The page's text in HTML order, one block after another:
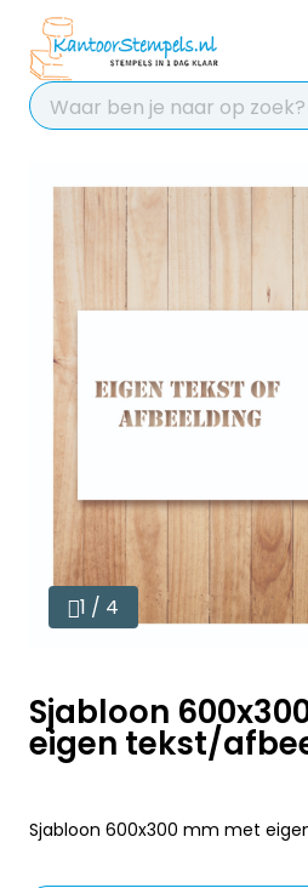
Chat 24/7 met
voor hulp
Contact
1 / 4
Sjabloon
eigen tekst/
Sjabloon 600x300 mm met